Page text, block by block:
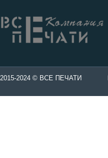
в Чебоксары.
2015-2024 © ВСЕ ПЕЧАТИ